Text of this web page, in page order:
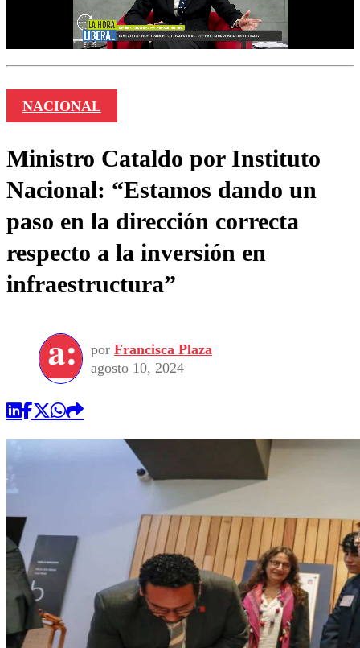
NACIONAL
Ministro Cataldo por Instituto
Nacional: “Estamos dando un
paso en la dirección correcta
respecto a la inversión en
infraestructura”
por Francisca Plaza
agosto 10, 2024